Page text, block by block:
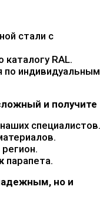
стали с
каталогу RAL.
по индивидуальным
и получите
наших специалистов.
парапета.
но и